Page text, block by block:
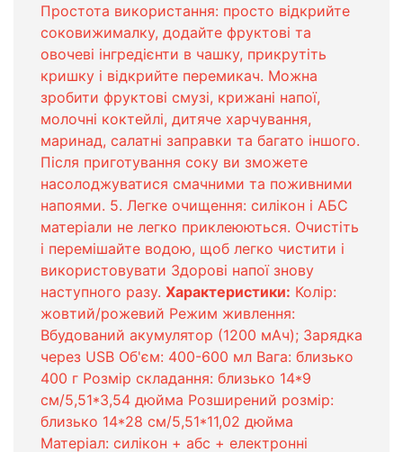
Простота використання: просто відкрийте
соковижималку, додайте фруктові та
овочеві інгредієнти в чашку, прикрутіть
кришку і відкрийте перемикач. Можна
зробити фруктові смузі, крижані напої,
молочні коктейлі, дитяче харчування,
маринад, салатні заправки та багато іншого.
Після приготування соку ви зможете
насолоджуватися смачними та поживними
напоями. 5. Легке очищення: силікон і АБС
матеріали не легко приклеюються. Очистіть
і перемішайте водою, щоб легко чистити і
використовувати Здорові напої знову
наступного разу. Характеристики: Колір:
жовтий/рожевий Режим живлення:
Вбудований акумулятор (1200 мАч); Зарядка
через USB Об'єм: 400-600 мл Вага: близько
400 г Розмір складання: близько 14*9
см/5,51*3,54 дюйма Розширений розмір:
близько 14*28 см/5,51*11,02 дюйма
Матеріал: силікон + абс + електронні